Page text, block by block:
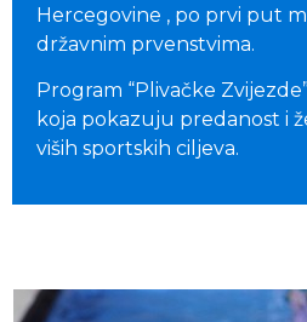
Hercegovine , po prvi put
državnim prvenstvima.
Program “Plivačke
koja pokazuju predanost i
viših sportskih ciljeva.